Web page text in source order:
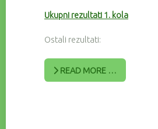
Ukupni rezultati 1. kola
Ostali rezultati:
READ MORE …